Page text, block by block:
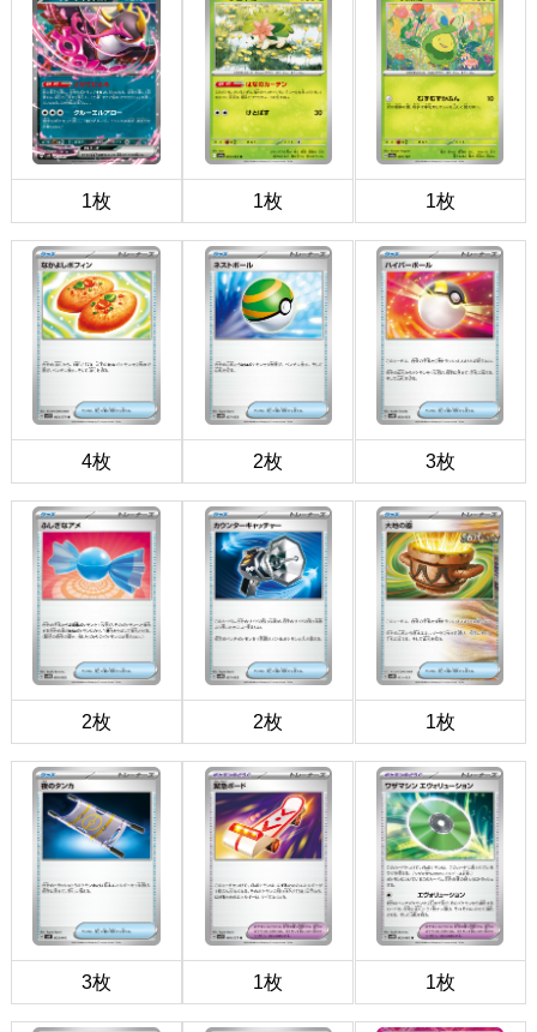
1枚 1枚 1枚
4枚 2枚 3枚
2枚 2枚 1枚
3枚 1枚 1枚